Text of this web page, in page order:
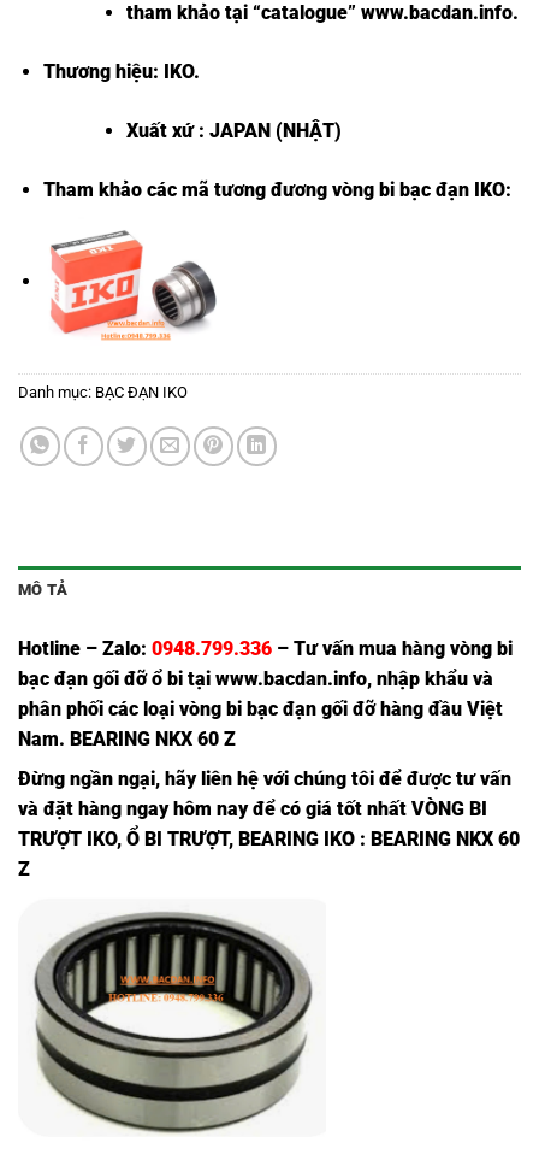
tham khảo tại “catalogue” www.bacdan.info.
Thương hiệu: IKO.
Xuất xứ : JAPAN (NHẬT)
Tham khảo các mã tương đương vòng bi bạc đạn IKO:
Danh mục: BẠC ĐẠN IKO
MÔ TẢ
Hotline – Zalo: 0948.799.336 – Tư vấn mua hàng vòng bi
bạc đạn gối đỡ ổ bi tại www.bacdan.info, nhập khẩu và
phân phối các loại vòng bi bạc đạn gối đỡ hàng đầu Việt
Nam. BEARING NKX 60 Z
Đừng ngần ngại, hãy liên hệ với chúng tôi để được tư vấn
và đặt hàng ngay hôm nay để có giá tốt nhất VÒNG BI
TRƯỢT IKO, Ổ BI TRƯỢT, BEARING IKO : BEARING NKX 60
Z